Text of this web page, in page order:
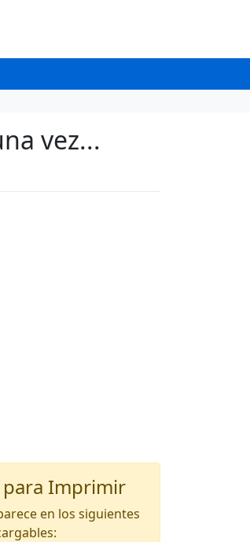
vez...
para Imprimir
en los siguientes